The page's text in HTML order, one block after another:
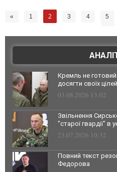
« 1 2 3 4 5
Кремль не готовий
досягти своїх
03.08.2026 13:02
Звільнення
"старої гвардії" в
23.07.2026 10:32
Повний текст
Федорова